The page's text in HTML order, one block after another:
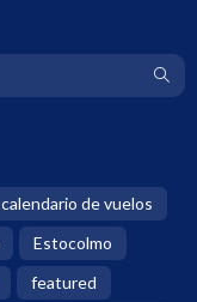
calendario de vuelos
Estocolmo
featured